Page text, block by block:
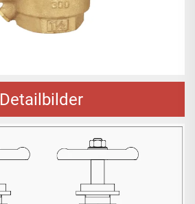
Detailbilder